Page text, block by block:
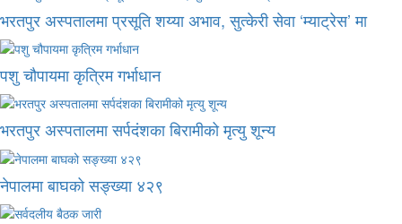
भरतपुर अस्पतालमा प्रसूति शय्या अभाव, सुत्केरी सेवा ‘म्याट्रेस’ मा
पशु चौपायमा कृत्रिम गर्भाधान
भरतपुर अस्पतालमा सर्पदंशका बिरामीको मृत्यु शून्य
नेपालमा बाघको सङ्ख्या ४२९